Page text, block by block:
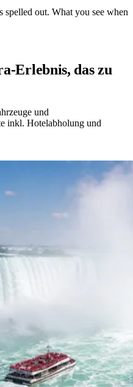
out. What you see when
Erlebnis, das zu
und
inkl. Hotelabholung und